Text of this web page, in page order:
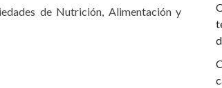
de Nutrición, Alimentación y